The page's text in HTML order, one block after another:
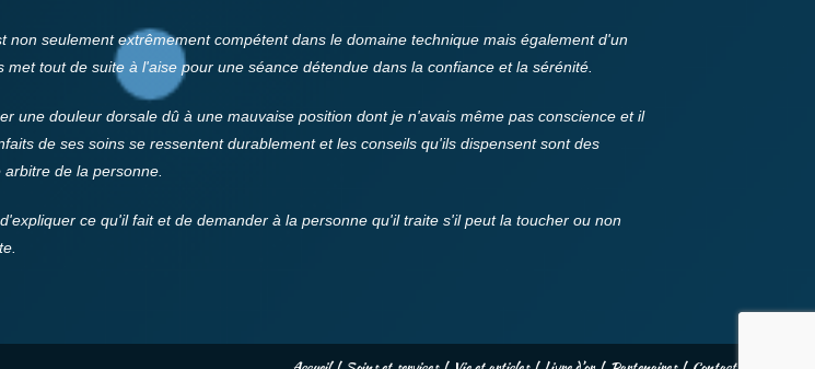
seulement extrêmement compétent dans le domaine technique mais également d'un
tout de suite à l'aise pour une séance détendue dans la confiance et la sérénité.
une douleur dorsale dû à une mauvaise position dont je n'avais même pas conscience et il
de ses soins se ressentent durablement et les conseils qu'ils dispensent sont des
de la personne.
ce qu'il fait et de demander à la personne qu'il traite s'il peut la toucher ou non